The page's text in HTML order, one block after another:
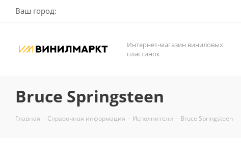
Ваш город:
Интернет-магазин виниловых
пластинок
Bruce Springsteen
Главная - Справочная информация - Исполнители - Bruce Springsteen